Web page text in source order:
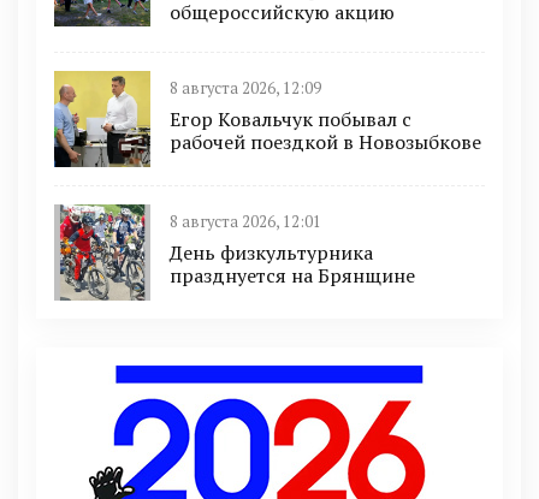
общероссийскую акцию
8 августа 2026, 12:09
Егор Ковальчук побывал с
рабочей поездкой в Новозыбкове
8 августа 2026, 12:01
День физкультурника
празднуется на Брянщине